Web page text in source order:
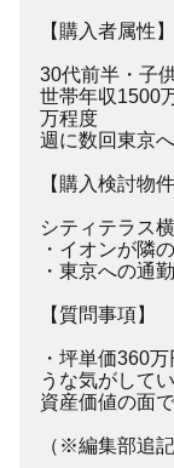
【購入者属性】
30代前半・子
世帯年収1500
万程度
週に数回東京
【購入検討物件
シティテラス
・イオンが隣
・東京への通
【質問事項】
・坪単価360
うな気がしてい
資産価値の面
（※編集部追